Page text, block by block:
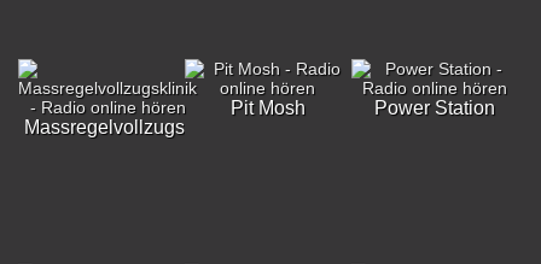
Massregelvollzugsklinik
Pit Mosh Power Station